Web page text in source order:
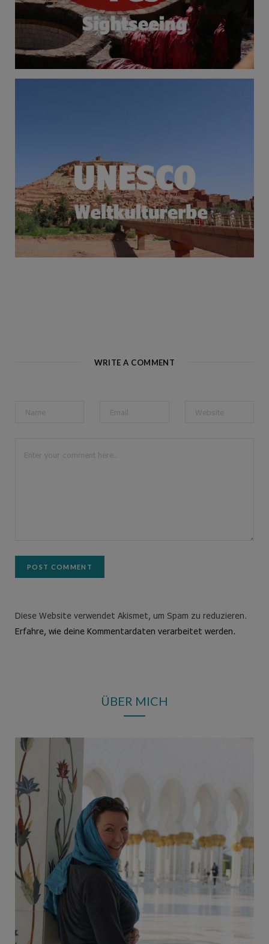
WRITE A COMMENT
Diese Website verwendet Akismet, um Spam zu reduzieren.
Erfahre, wie deine Kommentardaten verarbeitet werden.
ÜBER MICH